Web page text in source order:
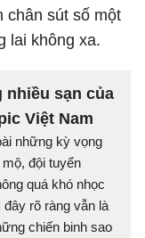
chân sút số một
lai không xa.
nhiều sạn của
Việt Nam
những kỳ vọng
đội tuyển
quá khó nhọc
rõ ràng vẫn là
chiến binh sao